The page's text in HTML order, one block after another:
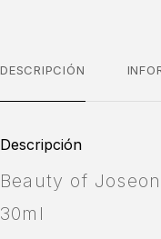
DESCRIPCIÓN
Descripción
Beauty of
30ml